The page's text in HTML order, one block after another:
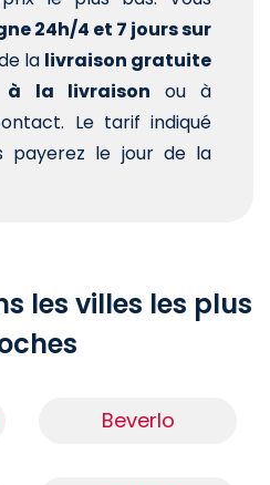
24h/4 et 7 jours sur
la livraison gratuite
à la livraison ou à
Le tarif indiqué
payerez le jour de la
les villes les plus
Beverlo